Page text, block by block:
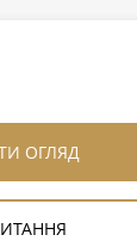
ОГЛЯД